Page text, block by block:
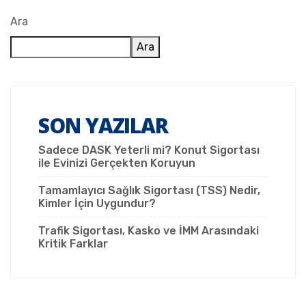
Ara
Ara
SON YAZILAR
Sadece DASK Yeterli mi? Konut Sigortası
ile Evinizi Gerçekten Koruyun
Tamamlayıcı Sağlık Sigortası (TSS) Nedir,
Kimler İçin Uygundur?
Trafik Sigortası, Kasko ve İMM Arasındaki
Kritik Farklar